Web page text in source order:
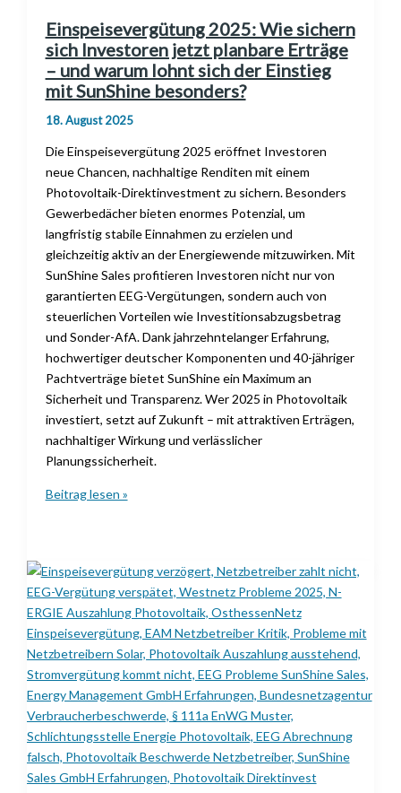
Einspeisevergütung 2025: Wie sichern
sich Investoren jetzt planbare Erträge
– und warum lohnt sich der Einstieg
mit SunShine besonders?
18. August 2025
Die Einspeisevergütung 2025 eröffnet Investoren
neue Chancen, nachhaltige Renditen mit einem
Photovoltaik-Direktinvestment zu sichern. Besonders
Gewerbedächer bieten enormes Potenzial, um
langfristig stabile Einnahmen zu erzielen und
gleichzeitig aktiv an der Energiewende mitzuwirken. Mit
SunShine Sales profitieren Investoren nicht nur von
garantierten EEG-Vergütungen, sondern auch von
steuerlichen Vorteilen wie Investitionsabzugsbetrag
und Sonder-AfA. Dank jahrzehntelanger Erfahrung,
hochwertiger deutscher Komponenten und 40-jähriger
Pachtverträge bietet SunShine ein Maximum an
Sicherheit und Transparenz. Wer 2025 in Photovoltaik
investiert, setzt auf Zukunft – mit attraktiven Erträgen,
nachhaltiger Wirkung und verlässlicher
Planungssicherheit.
Einspeisevergütung
sich
Investoren
jetzt
planbare
Erträge
–
und
warum
lohnt
sich
der
Beitrag lesen »